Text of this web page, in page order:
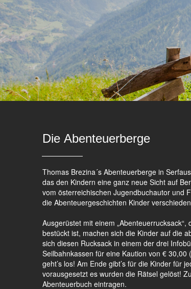
Die Abenteuerberge
Thomas Brezina´s Abenteuerberge in
das den Kindern eine ganz neue Sicht auf
vom österreichischen Jugendbuchautor und
die Abenteuergeschichten Kinder
Ausgerüstet mit einem
bestückt ist, machen sich die Kinder auf die
sich diesen Rucksack in einem der drei
Seilbahnkassen für eine Kaution von €
geht’s los! Am Ende gibt’s für die Kinder für
vorausgesetzt es wurden die Rätsel gelöst!
Abenteuerbuch eintragen.